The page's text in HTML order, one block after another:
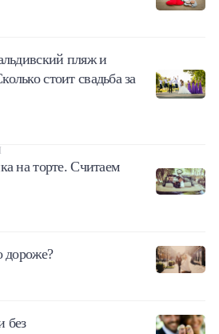
Prime Line
MOBY
кредит
пляж и
стоит свадьба за
на торте. Считаем
дороже?
без